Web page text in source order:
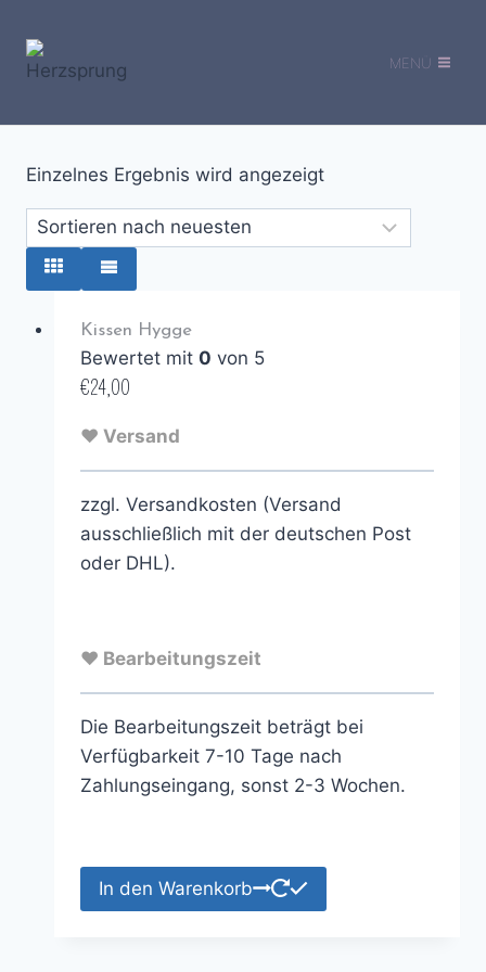
Inhalt
springen
MENÜ
Einzelnes Ergebnis wird angezeigt
Kissen Hygge
Bewertet mit 0 von 5
€24,00
♥ Versand
zzgl. Versandkosten (Versand
ausschließlich mit der deutschen Post
oder DHL).
♥ Bearbeitungszeit
Die Bearbeitungszeit beträgt bei
Verfügbarkeit 7-10 Tage nach
Zahlungseingang, sonst 2-3 Wochen.
In den Warenkorb